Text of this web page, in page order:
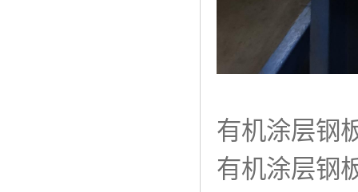
有机涂层钢
有机涂层钢